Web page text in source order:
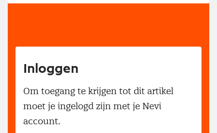
Inloggen
Om toegang te krijgen tot dit artikel
moet je ingelogd zijn met je Nevi
account.